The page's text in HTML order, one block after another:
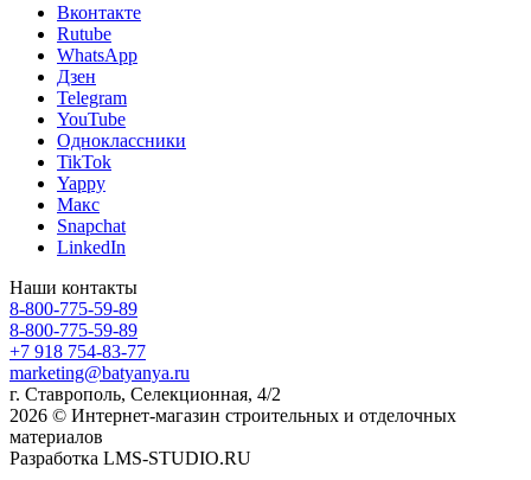
Вконтакте
Rutube
WhatsApp
Дзен
Telegram
YouTube
Одноклассники
TikTok
Yappy
Макс
Snapchat
LinkedIn
Наши контакты
8-800-775-59-89
8-800-775-59-89
+7 918 754-83-77
marketing@batyanya.ru
г. Ставрополь, Селекционная, 4/2
2026 © Интернет-магазин строительных и отделочных
материалов
Разработка LMS-STUDIO.RU